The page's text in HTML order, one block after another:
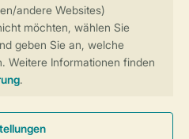
Privatsphäre